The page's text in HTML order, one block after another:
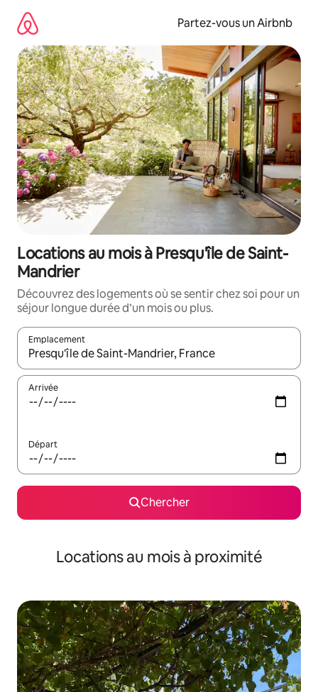
directement
contenu
Partez-vous un Airbnb
Locations au mois à Presqu'île de Saint-
Mandrier
Découvrez des logements où se sentir chez soi pour un
séjour longue durée d’un mois ou plus.
Emplacement
Quand les résultats sont affichés, parcourez-les en utilisant
Arrivée
Départ
Chercher
Locations au mois à proximité